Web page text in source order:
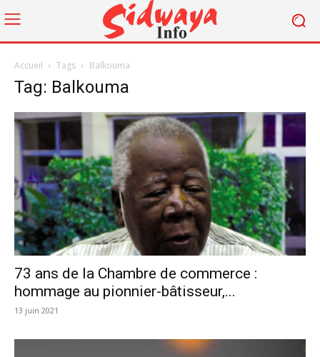
Accueil Tags Balkouma
Tag: Balkouma
73 ans de la Chambre de commerce :
hommage au pionnier-bâtisseur,...
13 juin 2021